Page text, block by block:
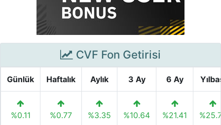
CVF Fon Getirisi
Günlük Haftalık Aylık 3 Ay 6 Ay
%0.11 %0.77 %3.35 %10.64 %21.41